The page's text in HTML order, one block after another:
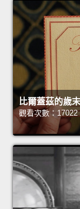
比爾蓋茲的歲
觀看次數：